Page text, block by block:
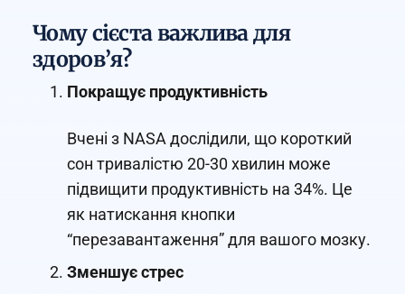
Чому сієста важлива для
здоров’я?
Покращує продуктивність
Вчені з NASA дослідили, що короткий
сон тривалістю 20-30 хвилин може
підвищити продуктивність на 34%. Це
як натискання кнопки
“перезавантаження” для вашого мозку.
Зменшує стрес